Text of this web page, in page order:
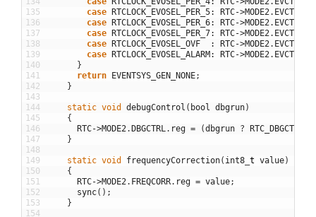
135
136
137
138
139
140
141
142
143
144
145
146
147
148
149
150
151
152
153
154
case RTCLOCK_EVOSEL_PER_5: RTC->MODE2 . EVCTRL
case RTCLOCK_EVOSEL_PER_6: RTC->MODE2 . EVCTRL
case RTCLOCK_EVOSEL_PER_7: RTC->MODE2 . EVCTRL
case RTCLOCK_EVOSEL_OVF : RTC->MODE2 . EVCTRL
case RTCLOCK_EVOSEL_ALARM: RTC->MODE2 . EVCTRL
}
return EVENTSYS_GEN_NONE;
}
static void debugControl ( bool dbgrun)
{
RTC->MODE2 .DBGCTRL . reg = (dbgrun ?
}
static void frequencyCorrection( int8 t value)
{
RTC->MODE2 . FREQCORR. reg = value;
sync( ) ;
}